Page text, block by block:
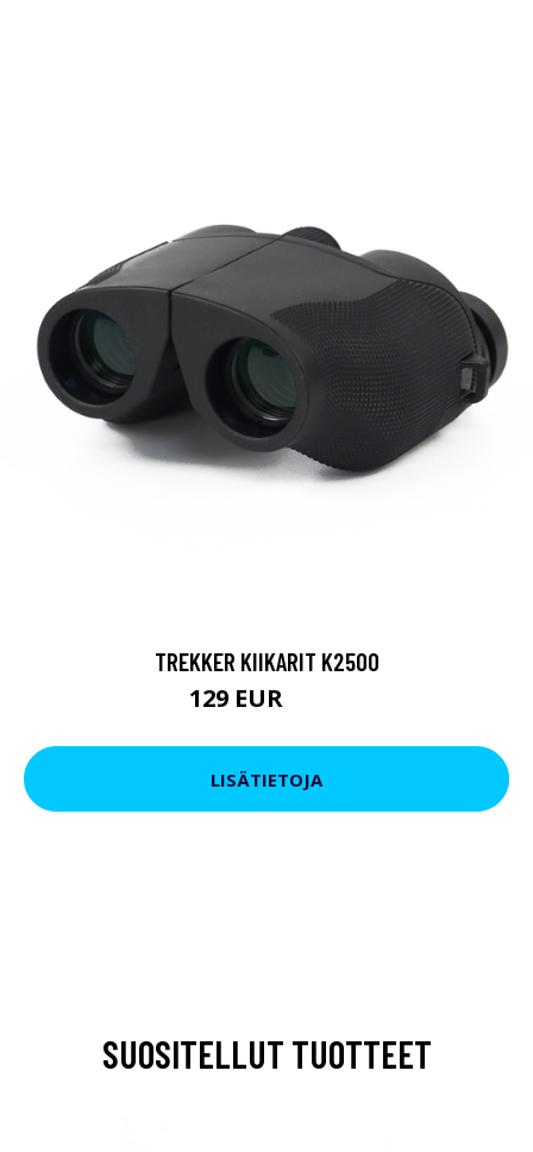
TREKKER KIIKARIT K2500
129 EUR
LISÄTIETOJA
SUOSITELLUT TUOTTEET